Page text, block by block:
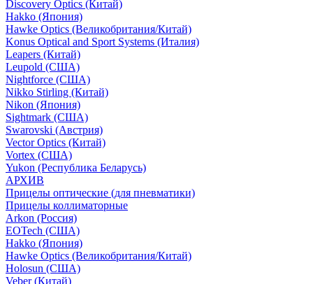
Discovery Optics (Китай)
Hakko (Япония)
Hawke Optics (Великобритания/Китай)
Konus Optical and Sport Systems (Италия)
Leapers (Китай)
Leupold (США)
Nightforce (США)
Nikko Stirling (Китай)
Nikon (Япония)
Sightmark (США)
Swarovski (Австрия)
Vector Optics (Китай)
Vortex (США)
Yukon (Республика Беларусь)
АРХИВ
Прицелы оптические (для пневматики)
Прицелы коллиматорные
Arkon (Россия)
EOTech (США)
Hakko (Япония)
Hawke Optics (Великобритания/Китай)
Holosun (США)
Veber (Китай)